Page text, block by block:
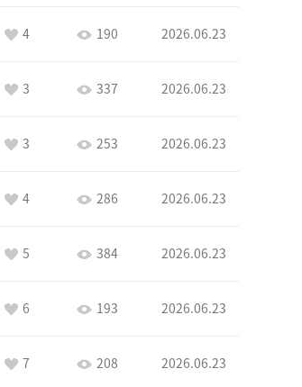
4 190 2026.06.23
3 337 2026.06.23
3 253 2026.06.23
4 286 2026.06.23
5 384 2026.06.23
6 193 2026.06.23
7 208 2026.06.23